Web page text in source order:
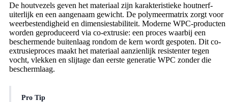
De houtvezels geven het materiaal zijn karakteristieke houtnerf-
uiterlijk en een aangenaam gewicht. De polymeermatrix zorgt voor
weerbestendigheid en dimensiestabiliteit. Moderne WPC-producten
worden geproduceerd via co-extrusie: een proces waarbij een
beschermende buitenlaag rondom de kern wordt gespoten. Dit co-
extrusieproces maakt het materiaal aanzienlijk resistenter tegen
vocht, vlekken en slijtage dan eerste generatie WPC zonder die
beschermlaag.
Pro Tip